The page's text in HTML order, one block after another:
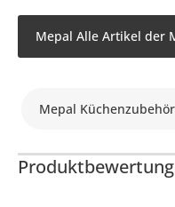
Mepal Alle Artikel der
Mepal